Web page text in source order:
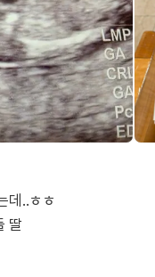
데..ㅎㅎ
딸